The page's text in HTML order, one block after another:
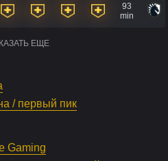
93
min
ЕЩЕ
/ первый пик
Gaming